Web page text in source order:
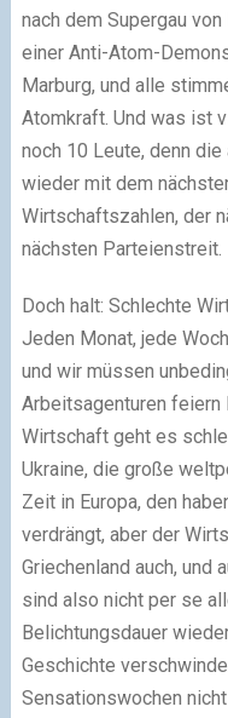
nach dem Supergau
einer Anti-Atom-
Marburg, und alle
Atomkraft. Und was ist
noch 10 Leute, denn
wieder mit dem
Wirtschaftszahlen, der
nächsten Parteienstreit.
Doch halt: Schlechte
Jeden Monat, jede
und wir müssen
Arbeitsagenturen feiern
Wirtschaft geht es
Ukraine, die große
Zeit in Europa, den
verdrängt, aber der
Griechenland auch, und
sind also nicht per se
Belichtungsdauer
Geschichte
Sensationswochen